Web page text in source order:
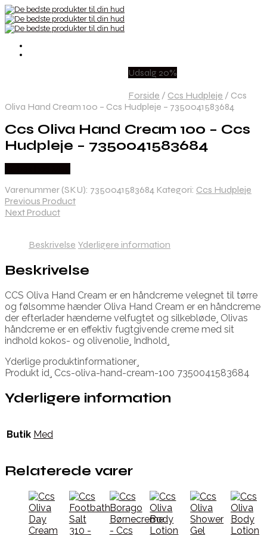
Udsalg 20%
Forside / Ccs Hudpleje / Ccs
Oliva Hand Cream 100 – Ccs Hudpleje – 7350041583684
Ccs Oliva Hand Cream 100 – Ccs
Hudpleje – 7350041583684
Varenummer (SKU): 7350041583684 Kategori: Ccs Hudpleje
Previous Product
Next Product
Beskrivelse Yderligere information
Beskrivelse
CCS Oliva Hand Cream er en håndcreme velegnet til tørre
og følsomme hænder Oliva Hand Cream er en håndcreme
der efterlader hænderne velfugtet og silkebløde¸ Olivas
håndcreme er en effektiv fugtgivende creme med sit
indhold kokos- og olivenolie¸ Indhold¸
Yderlige produktinformationer¸
Produkt id¸ Ccs-oliva-hand-cream-100 7350041583684
Yderligere information
Butik Med
Relaterede varer